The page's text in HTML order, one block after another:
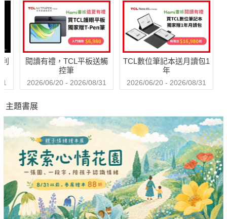
閱讀有禮，TCL平板送觸
控筆
2026/06/20 - 2026/08/31
TCL數位筆記本送月讀包1
年
2026/06/20 - 2026/08/31
主題書展